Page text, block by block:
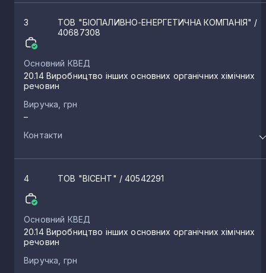
Галина Воля
Лобачівка
Полонка 1
Підгірне
Тарасове
3 ТОВ "БІОПАЛИВНО-ЕНЕРГЕТИЧНА КОМПАНІЯ" /
40687308
Основний КВЕД
20.14 Виробництво інших основних органічних хімічних
речовин
Виручка, грн
–
Контакти
4 ТОВ "ВІСЕНТ" / 40542291
Основний КВЕД
20.14 Виробництво інших основних органічних хімічних
речовин
Виручка, грн